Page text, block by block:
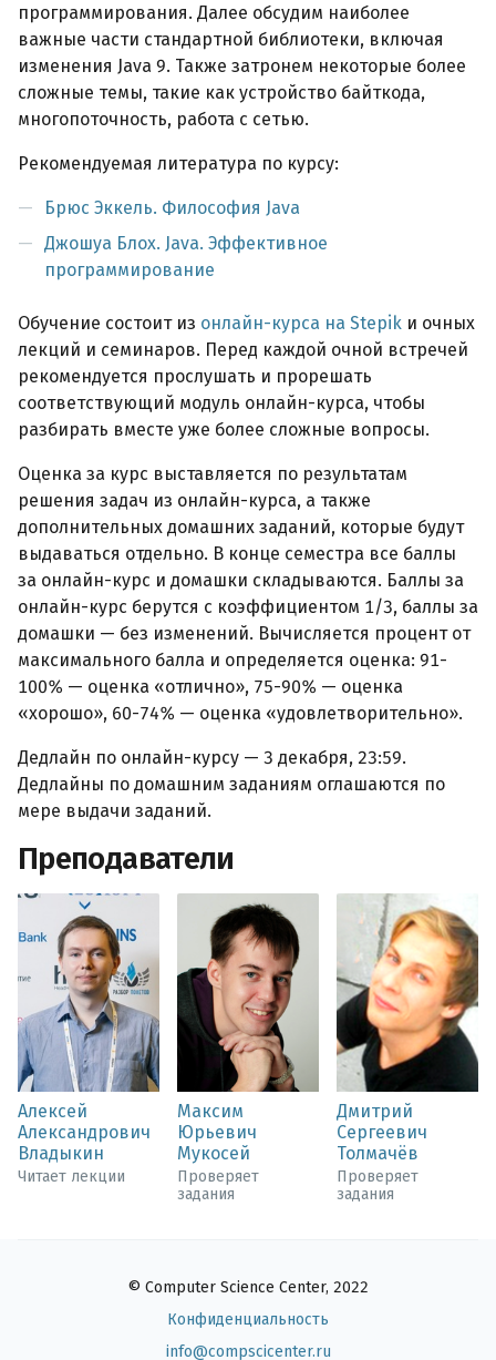
программирования. Далее обсудим наиболее
важные части стандартной библиотеки, включая
изменения Java 9. Также затронем некоторые более
сложные темы, такие как устройство байткода,
многопоточность, работа с сетью.
Рекомендуемая литература по курсу:
Брюс Эккель. Философия Java
Джошуа Блох. Java. Эффективное
программирование
Обучение состоит из онлайн-курса на Stepik и очных
лекций и семинаров. Перед каждой очной встречей
рекомендуется прослушать и прорешать
соответствующий модуль онлайн-курса, чтобы
разбирать вместе уже более сложные вопросы.
Оценка за курс выставляется по результатам
решения задач из онлайн-курса, а также
дополнительных домашних заданий, которые будут
выдаваться отдельно. В конце семестра все баллы
за онлайн-курс и домашки складываются. Баллы за
онлайн-курс берутся с коэффициентом 1/3, баллы за
домашки — без изменений. Вычисляется процент от
максимального балла и определяется оценка: 91-
100% — оценка
отлично , 75-90% — оценка
хорошо , 60-74% — оценка удовлетворительно .
Дедлайн по онлайн-курсу — 3 декабря, 23:59.
Дедлайны по домашним заданиям оглашаются по
мере выдачи заданий.
Преподаватели
Алексей
Александрович
Владыкин
Читает лекции
Максим
Юрьевич
Мукосей
Проверяет
задания
Дмитрий
Сергеевич
Толмачёв
Проверяет
задания
© Computer Science Center, 2022
Конфиденциальность
info@compscicenter.ru